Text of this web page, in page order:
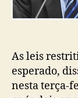
As leis
esperado,
nesta terça-